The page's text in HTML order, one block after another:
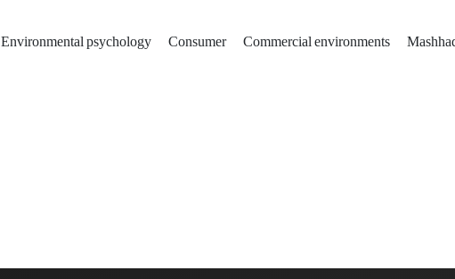
Environmental psychology Consumer Commercial environments